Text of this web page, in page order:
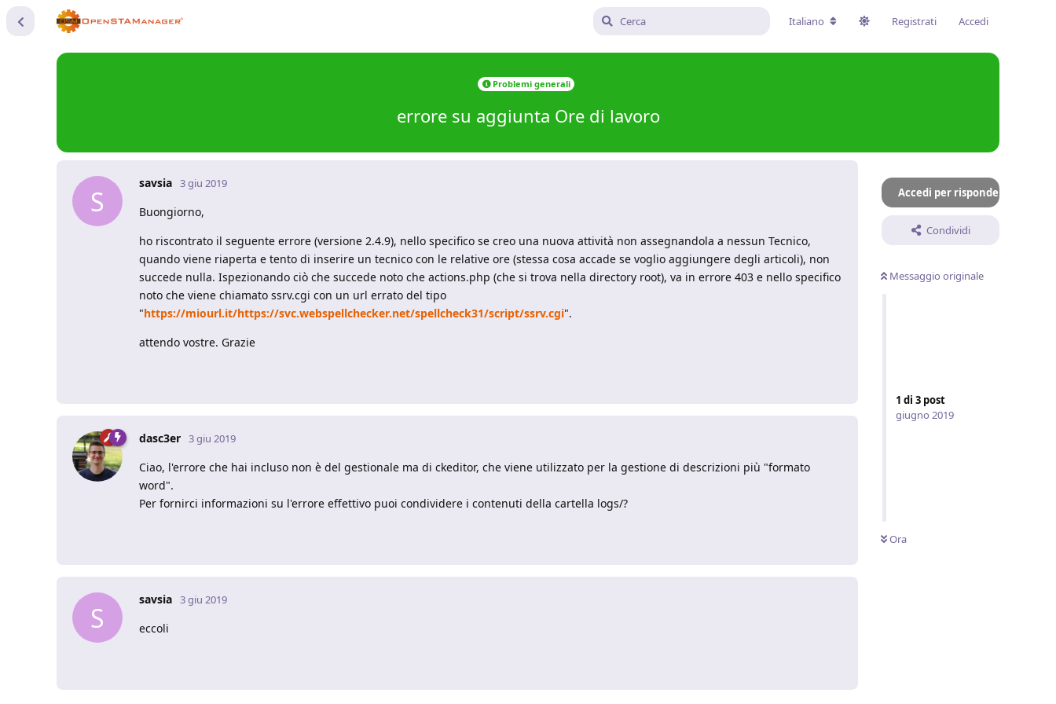
Italiano Registrati Accedi
Problemi generali
errore su aggiunta Ore di lavoro
Accedi per rispondere
Condividi
Messaggio originale
1 di 3 post
giugno 2019
Ora
S
savsia 3 giu 2019
Buongiorno,
ho riscontrato il seguente errore (versione 2.4.9), nello specifico se creo una nuova attività non assegnandola a nessun Tecnico,
quando viene riaperta e tento di inserire un tecnico con le relative ore (stessa cosa accade se voglio aggiungere degli articoli), non
succede nulla. Ispezionando ciò che succede noto che actions.php (che si trova nella directory root), va in errore 403 e nello specifico
noto che viene chiamato ssrv.cgi con un url errato del tipo
"https://miourl.it/https://svc.webspellchecker.net/spellcheck31/script/ssrv.cgi".
attendo vostre. Grazie
dasc3er 3 giu 2019
Ciao, l'errore che hai incluso non è del gestionale ma di ckeditor, che viene utilizzato per la gestione di descrizioni più "formato
word".
Per fornirci informazioni su l'errore effettivo puoi condividere i contenuti della cartella logs/?
S
savsia 3 giu 2019
eccoli